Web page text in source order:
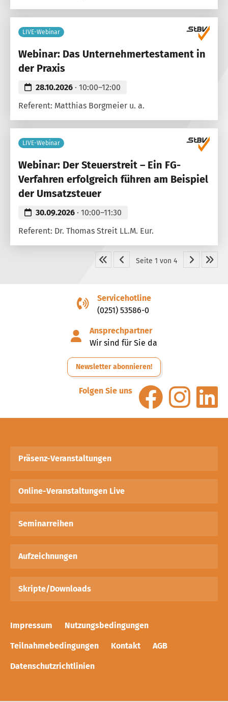
LIVE-Webinar
Webinar: Das Unternehmertestament in
der Praxis
28.10.2026 · 10:00–12:00
Referent: Matthias Borgmeier u. a.
LIVE-Webinar
Webinar: Der Steuerstreit – Ein FG-
Verfahren erfolgreich führen am Beispiel
der Umsatzsteuer
30.09.2026 · 10:00–11:30
Referent: Dr. Thomas Streit LL.M. Eur.
Seite 1 von 4
Servicehotline
(0251) 53586-0
Ansprechpartner
Wir sind für Sie da
Newsletter abonnieren!
Folgen Sie uns
Präsenz-Veranstaltungen
Online-Veranstaltungen Live
Seminarreihen
Aufzeichnungen
Skripte/Downloads
Impressum Nutzungsbedingungen
Teilnahmebedingungen Kontakt AGB
Datenschutzrichtlinien